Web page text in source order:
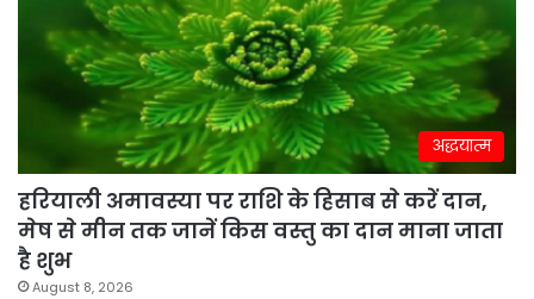
अद्धयात्म
हरियाली अमावस्या पर राशि के हिसाब से करें दान,
मेष से मीन तक जानें किस वस्तु का दान माना जाता
है शुभ
August 8, 2026